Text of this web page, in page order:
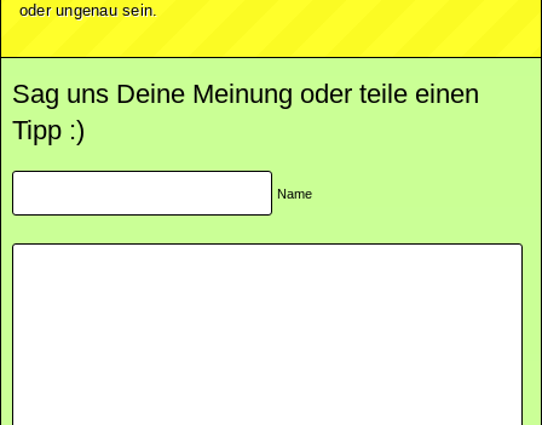
oder ungenau sein.
Sag uns Deine Meinung oder teile einen
Tipp :)
Name